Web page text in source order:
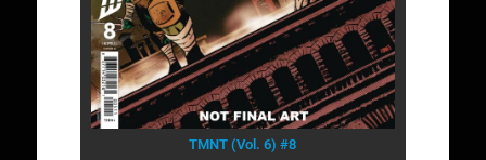
TMNT (Vol. 6) #8